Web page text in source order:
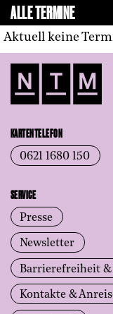
ALLE TERMINE
Aktuell keine
KARTENTELEFON
0621 1680 150
SERVICE
Presse
Newsletter
Barrierefreiheit &
Kontakte &